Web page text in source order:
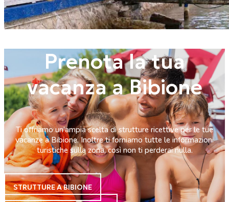
Prenota la tua
vacanza a Bibione
Ti offriamo un’ampia scelta di strutture ricettive per le tue
vacanze a Bibione. Inoltre ti forniamo tutte le informazioni
turistiche sulla zona, così non ti perderai nulla.
STRUTTURE A BIBIONE